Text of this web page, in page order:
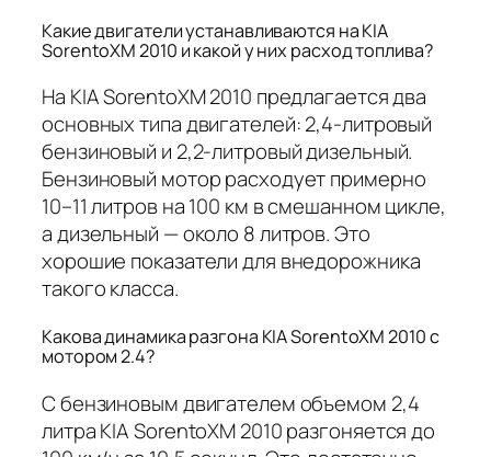
Какие двигатели устанавливаются на KIA
SorentoXM 2010 и какой у них расход топлива?
На KIA SorentoXM 2010 предлагается два
основных типа двигателей: 2,4-литровый
бензиновый и 2,2-литровый дизельный.
Бензиновый мотор расходует примерно
10–11 литров на 100 км в смешанном цикле,
а дизельный — около 8 литров. Это
хорошие показатели для внедорожника
такого класса.
Какова динамика разгона KIA SorentoXM 2010 с
мотором 2.4?
С бензиновым двигателем объемом 2,4
литра KIA SorentoXM 2010 разгоняется до